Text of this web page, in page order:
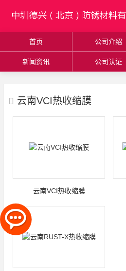
首页 公司介绍
新闻资讯 公司认证
云南VCI热收缩膜
云南VCI热收缩膜